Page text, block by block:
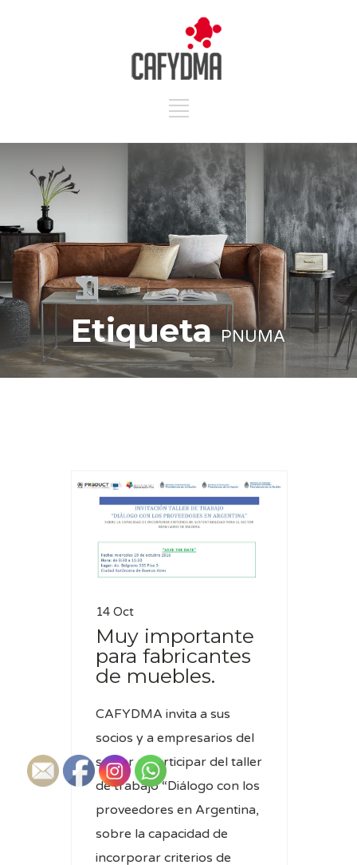
EtiquetaPNUMA
14 Oct
Muy importante
para fabricantes
de muebles.
CAFYDMA invita a sus
socios y a empresarios del
sector a participar del taller
de trabajo “Diálogo con los
proveedores en Argentina,
sobre la capacidad de
incorporar criterios de